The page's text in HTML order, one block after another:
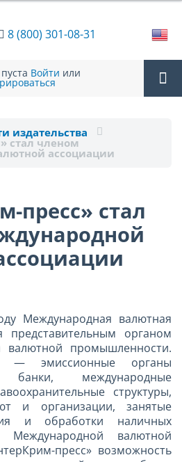
8 (800) 301-08-31
Войти или
издательства
стал членом
ассоциации
пресс» стал
Международная валютная
представительным органом
валютной промышленности.
— эмиссионные органы
международные
структуры,
и организации, занятые
и обработки наличных
валютной
пресс» возможность